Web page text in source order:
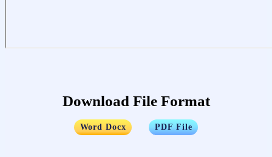
Download File Format
Word Docx ….. PDF File